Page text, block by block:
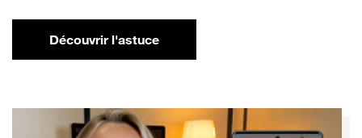
Découvrir l'astucepour Comment libérer de l'espace sur